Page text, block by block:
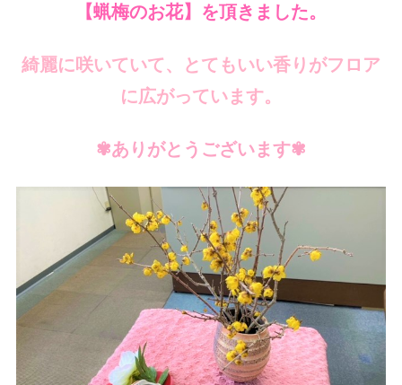
【蝋梅のお花】を頂きました。
綺麗に咲いていて、とてもいい香りがフロア
に広がっています。
✾ありがとうございます✾